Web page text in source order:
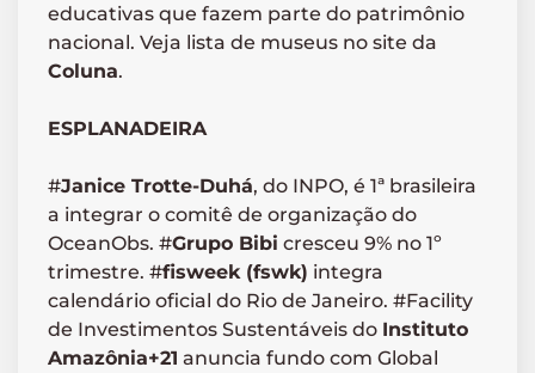
educativas que fazem parte do patrimônio
nacional. Veja lista de museus no site da
Coluna.
ESPLANADEIRA
#Janice Trotte-Duhá, do INPO, é 1ª brasileira
a integrar o comitê de organização do
OceanObs. #Grupo Bibi cresceu 9% no 1º
trimestre. #fisweek (fswk) integra
calendário oficial do Rio de Janeiro. #Facility
de Investimentos Sustentáveis do Instituto
Amazônia+21 anuncia fundo com Global